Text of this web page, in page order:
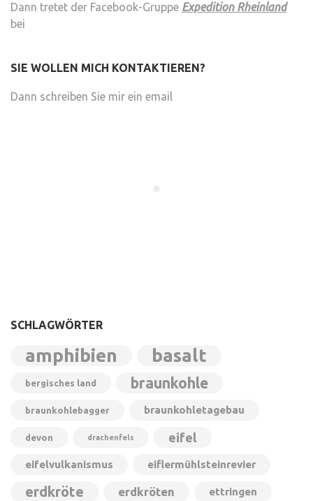
Dann tretet der Facebook-Gruppe Expedition Rheinland
bei
SIE WOLLEN MICH KONTAKTIEREN?
Dann schreiben Sie mir ein email
SCHLAGWÖRTER
amphibien basalt
bergisches land braunkohle
braunkohlebagger braunkohletagebau
devon drachenfels eifel
eifelvulkanismus eiflermühlsteinrevier
erdkröte erdkröten ettringen